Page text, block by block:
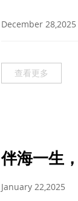
December 28,2025
查看更多
伴海一生
January 22,2025